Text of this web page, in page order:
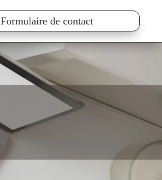
Formulaire de contact